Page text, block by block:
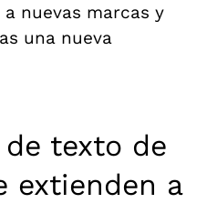
nuevas marcas y
una nueva
texto de
extienden a